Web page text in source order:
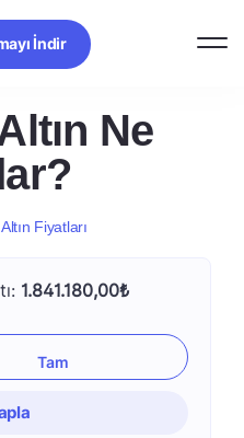
İndir
Ne
Altın Fiyatları
1.841.180,00₺